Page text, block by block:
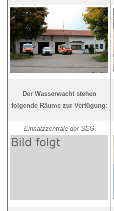
Der Wasserwacht stehen
folgende Räume zur Verfügung:
Einsatzzentrale der SEG